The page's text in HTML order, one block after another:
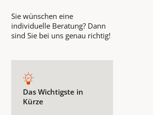
Sie wünschen eine
individuelle Beratung? Dann
sind Sie bei uns genau richtig!
Das Wichtigste in
Kürze